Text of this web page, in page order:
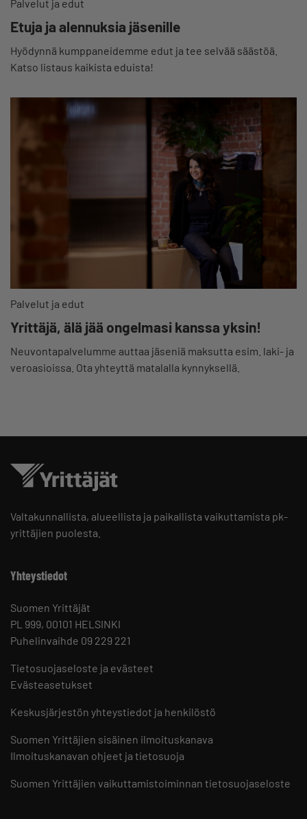
Palvelut ja edut
Etuja ja alennuksia jäsenille
Hyödynnä kumppaneidemme edut ja tee selvää säästöä.
Katso listaus kaikista eduista!
Palvelut ja edut
Yrittäjä, älä jää ongelmasi kanssa yksin!
Neuvontapalvelumme auttaa jäseniä maksutta esim. laki- ja
veroasioissa. Ota yhteyttä matalalla kynnyksellä.
Valtakunnallista, alueellista ja paikallista vaikuttamista pk-
yrittäjien puolesta.
Yhteystiedot
Suomen Yrittäjät
PL 999, 00101 HELSINKI
Puhelinvaihde 09 229 221
Tietosuojaseloste ja evästeet
Evästeasetukset
Keskusjärjestön yhteystiedot ja henkilöstö
Suomen Yrittäjien sisäinen ilmoituskanava
Ilmoituskanavan ohjeet ja tietosuoja
Suomen Yrittäjien vaikuttamistoiminnan tietosuojaseloste